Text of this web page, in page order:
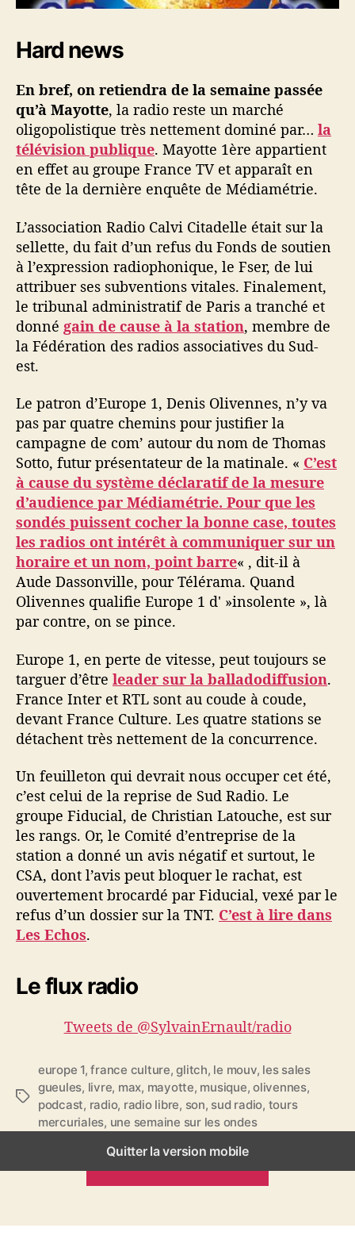
Hard news
En bref, on retiendra de la semaine passée
qu’à Mayotte, la radio reste un marché
oligopolistique très nettement dominé par… la
télévision publique. Mayotte 1ère appartient
en effet au groupe France TV et apparaît en
tête de la dernière enquête de Médiamétrie.
L’association Radio Calvi Citadelle était sur la
sellette, du fait d’un refus du Fonds de soutien
à l’expression radiophonique, le Fser, de lui
attribuer ses subventions vitales. Finalement,
le tribunal administratif de Paris a tranché et
donné gain de cause à la station, membre de
la Fédération des radios associatives du Sud-
est.
Le patron d’Europe 1, Denis Olivennes, n’y va
pas par quatre chemins pour justifier la
campagne de com’ autour du nom de Thomas
Sotto, futur présentateur de la matinale. « C’est
à cause du système déclaratif de la mesure
d’audience par Médiamétrie. Pour que les
sondés puissent cocher la bonne case, toutes
les radios ont intérêt à communiquer sur un
horaire et un nom, point barre« , dit-il à
Aude Dassonville, pour Télérama. Quand
Olivennes qualifie Europe 1 d' »insolente », là
par contre, on se pince.
Europe 1, en perte de vitesse, peut toujours se
targuer d’être leader sur la balladodiffusion.
France Inter et RTL sont au coude à coude,
devant France Culture. Les quatre stations se
détachent très nettement de la concurrence.
Un feuilleton qui devrait nous occuper cet été,
c’est celui de la reprise de Sud Radio. Le
groupe Fiducial, de Christian Latouche, est sur
les rangs. Or, le Comité d’entreprise de la
station a donné un avis négatif et surtout, le
CSA, dont l’avis peut bloquer le rachat, est
ouvertement brocardé par Fiducial, vexé par le
refus d’un dossier sur la TNT. C’est à lire dans
Les Echos.
Le flux radio
Tweets de @SylvainErnault/radio
É
i
europe 1,france culture,glitch, le mouv, les sales
gueules, livre, max, mayotte, musique,olivennes,
podcast, radio, radio libre, son, sud radio, tours
mercuriales, une semaine sur les ondes
Quitter la version mobile